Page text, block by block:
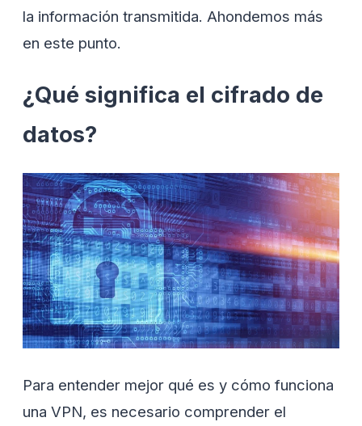
la información transmitida. Ahondemos más
en este punto.
¿Qué significa el cifrado de
datos?
Para entender mejor qué es y cómo funciona
una VPN, es necesario comprender el